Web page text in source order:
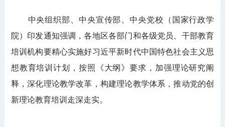
中央组织部、中央宣传部、中央党校（国家行政学
院）印发通知强调，各地区各部门和各级党员、干部教育
培训机构要精心实施好习近平新时代中国特色社会主义思
想教育培训计划，按照《大纲》要求，加强理论研究阐
释，深化理论教学改革，构建理论教学体系，推动党的创
新理论教育培训走深走实。